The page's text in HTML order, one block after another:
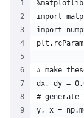
import
import
# make
dx, dy =
#
y, x =